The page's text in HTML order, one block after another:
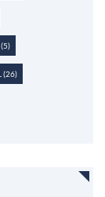
(5)
(26)